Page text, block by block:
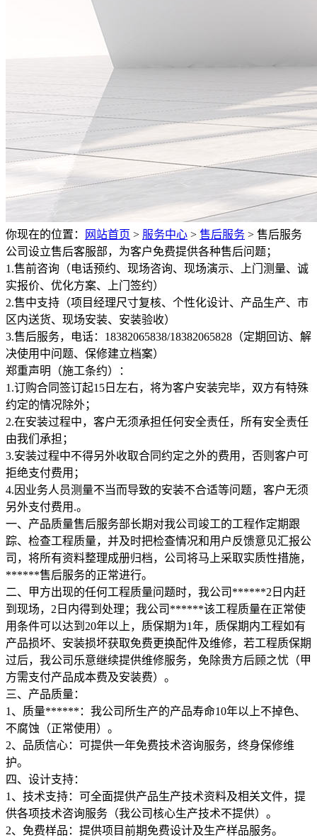
你现在的位置： 网站首页 > 服务中心 > 售后服务 > 售后服务
公司设立售后客服部，为客户免费提供各种售后问题；
1.售前咨询（电话预约、现场咨询、现场演示、上门测量、诚
实报价、优化方案、上门签约）
2.售中支持（项目经理尺寸复核、个性化设计、产品生产、市
区内送货、现场安装、安装验收）
3.售后服务，电话：18382065838/18382065828（定期回访、解
决使用中问题、保修建立档案）
郑重声明（施工条约）：
1.订购合同签订起15日左右，将为客户安装完毕，双方有特殊
约定的情况除外；
2.在安装过程中，客户无须承担任何安全责任，所有安全责任
由我们承担；
3.安装过程中不得另外收取合同约定之外的费用，否则客户可
拒绝支付费用；
4.因业务人员测量不当而导致的安装不合适等问题，客户无须
另外支付费用.。
一、产品质量售后服务部长期对我公司竣工的工程作定期跟
踪、检查工程质量，并及时把检查情况和用户反馈意见汇报公
司，将所有资料整理成册归档，公司将马上采取实质性措施，
******售后服务的正常进行。
二、甲方出现的任何工程质量问题时，我公司******2日内赶
到现场，2日内得到处理；我公司******该工程质量在正常使
用条件可以达到20年以上，质保期为1年，质保期内工程如有
产品损坏、安装损坏获取免费更换配件及维修，若工程质保期
过后，我公司乐意继续提供维修服务，免除贵方后顾之忧（甲
方需支付产品成本费及安装费）。
三、产品质量：
1、质量******：我公司所生产的产品寿命10年以上不掉色、
不腐蚀（正常使用）。
2、品质信心：可提供一年免费技术咨询服务，终身保修维
护。
四、设计支持：
1、技术支持：可全面提供产品生产技术资料及相关文件，提
供各项技术咨询服务（我公司核心生产技术不提供）。
2、免费样品：提供项目前期免费设计及生产样品服务。